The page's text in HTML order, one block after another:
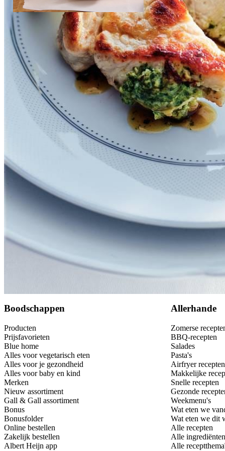
3 elolijfolie
Dit heb je nodig
Vlees vullen
Instructievideo- 01:20 min.
Boodschappen
Producten
Prijsfavorieten
Blue home
Alles voor vegetarisch eten
Alles voor je gezondheid
Alles voor baby en kind
Merken
Nieuw assortiment
Gall & Gall assortiment
Bonus
Bonusfolder
Online bestellen
Zakelijk bestellen
Albert Heijn app
Allerhande
Zomerse
BBQ-recepten
Salades
Pasta's
Airfryer recepten
Makkelijke
Snelle recepten
Gezonde
Weekmenu's
Wat eten we
Wat eten we dit
Alle recepten
Alle ingrediënten
Alle